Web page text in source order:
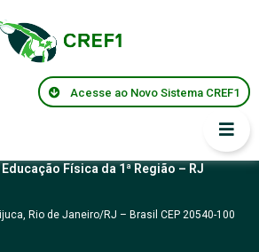
Acesse ao Novo Sistema CREF1
CREF1/RJ
Física da 1ª Região – RJ
Rio de Janeiro/RJ – Brasil CEP 20540-100